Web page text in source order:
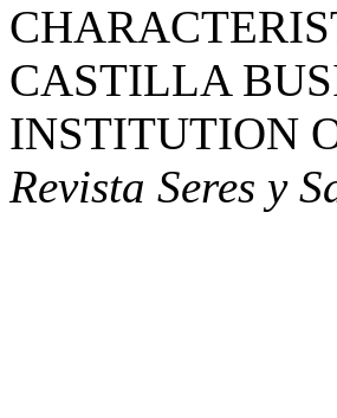
CASTILLA
INSTITUTION
Revista Seres y